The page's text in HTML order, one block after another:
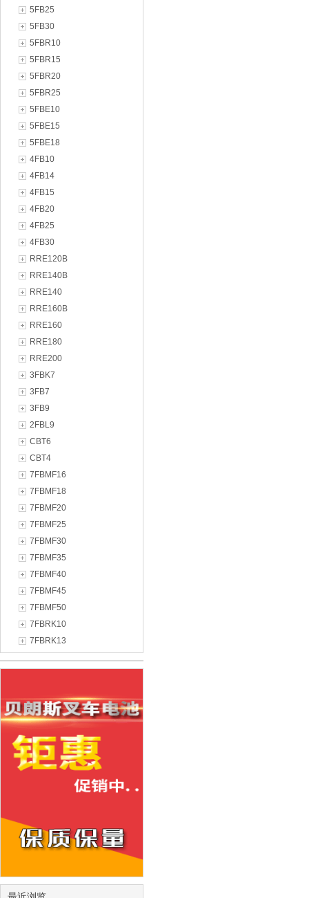
5FB25
5FB30
5FBR10
5FBR15
5FBR20
5FBR25
5FBE10
5FBE15
5FBE18
4FB10
4FB14
4FB15
4FB20
4FB25
4FB30
RRE120B
RRE140B
RRE140
RRE160B
RRE160
RRE180
RRE200
3FBK7
3FB7
3FB9
2FBL9
CBT6
CBT4
7FBMF16
7FBMF18
7FBMF20
7FBMF25
7FBMF30
7FBMF35
7FBMF40
7FBMF45
7FBMF50
7FBRK10
7FBRK13